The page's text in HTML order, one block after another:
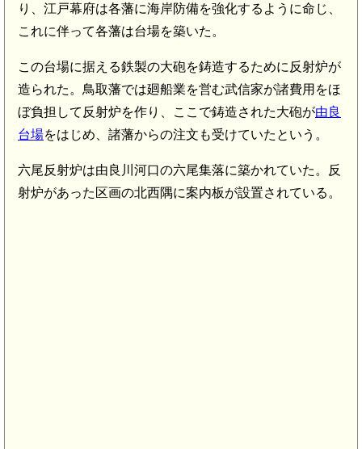
り、江戸幕府は各藩に海岸防備を強化するように命じ、
これに伴って各藩は台場を築いた。
この台場に据える鉄製の大砲を鋳造するために反射炉が
造られた。鳥取藩では廻船業を営む武信家が諸費用をほ
ぼ負担して反射炉を作り、ここで鋳造された大砲が由良
台場をはじめ、諸藩からの注文も受けていたという。
六尾反射炉は由良川河口の六尾集落に築かれていた。反
射炉があった区画の北西隅に案内板が設置されている。